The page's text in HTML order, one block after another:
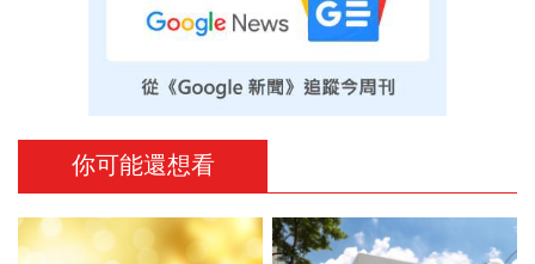
你可能還想看